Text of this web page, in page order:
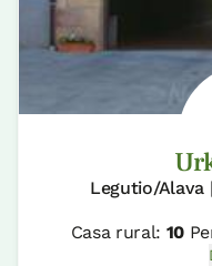
Legutio/Alava
Casa rural: 10